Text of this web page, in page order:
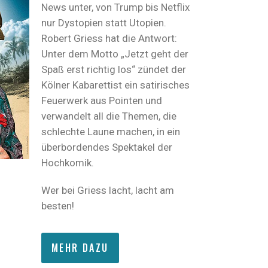
News unter, von Trump bis Netflix
nur Dystopien statt Utopien.
Robert Griess hat die Antwort:
Unter dem Motto „Jetzt geht der
Spaß erst richtig los“ zündet der
Kölner Kabarettist ein satirisches
Feuerwerk aus Pointen und
verwandelt all die Themen, die
schlechte Laune machen, in ein
überbordendes Spektakel der
Hochkomik.
Wer bei Griess lacht, lacht am
besten!
MEHR DAZU